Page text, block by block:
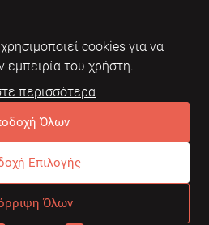
Εγγραφή
ερωτήσειςΌροι χρήσης
cookies για να
εμπειρία του χρήστη.
περισσότερα
Όλων
Επιλογής
Όλων